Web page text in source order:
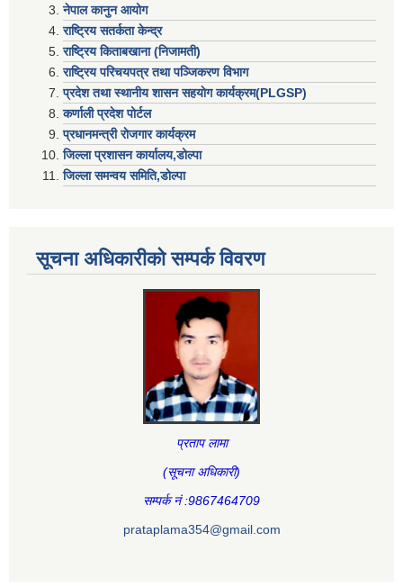
नेपाल कानुन आयोग
राष्ट्रिय सतर्कता केन्द्र
राष्ट्रिय किताबखाना (निजामती)
राष्ट्रिय परिचयपत्र तथा पञ्जिकरण विभाग
प्रदेश तथा स्थानीय शासन सहयाेग कार्यक्रम(PLGSP)
कर्णाली प्रदेश पोर्टल
प्रधानमन्त्री राेजगार कार्यक्रम
जिल्ला प्रशासन कार्यालय,डोल्पा
जिल्ला समन्वय समिति,डोल्प
सूचना अधिकारीकाे सम्पर्क विवरण
प्रताप लामा
(सूचना अधिकारी)
सम्पर्क नं :9867464709
prataplama354@gmail.com